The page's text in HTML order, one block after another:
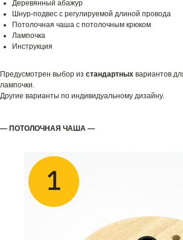
Деревянный абажур
Шнур-подвес с регулируемой длиной провода
Потолочная чаша с потолочным крюком
Лампочка
Инструкция
Предусмотрен выбор из стандартных вариантов
лампочки.
Другие варианты по индивидуальному дизайну.
— ПОТОЛОЧНАЯ ЧАША —